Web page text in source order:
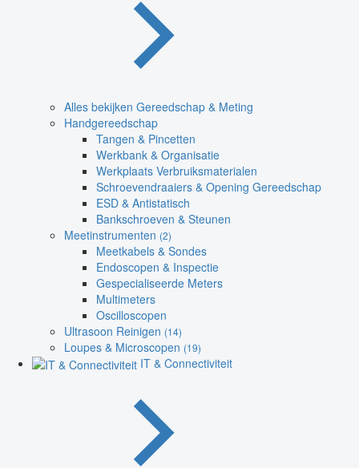
Alles bekijken Gereedschap & Meting
Handgereedschap
Tangen & Pincetten
Werkbank & Organisatie
Werkplaats Verbruiksmaterialen
Schroevendraaiers & Opening Gereedschap
ESD & Antistatisch
Bankschroeven & Steunen
Meetinstrumenten (2)
Meetkabels & Sondes
Endoscopen & Inspectie
Gespecialiseerde Meters
Multimeters
Oscilloscopen
Ultrasoon Reinigen (14)
Loupes & Microscopen (19)
IT & Connectiviteit